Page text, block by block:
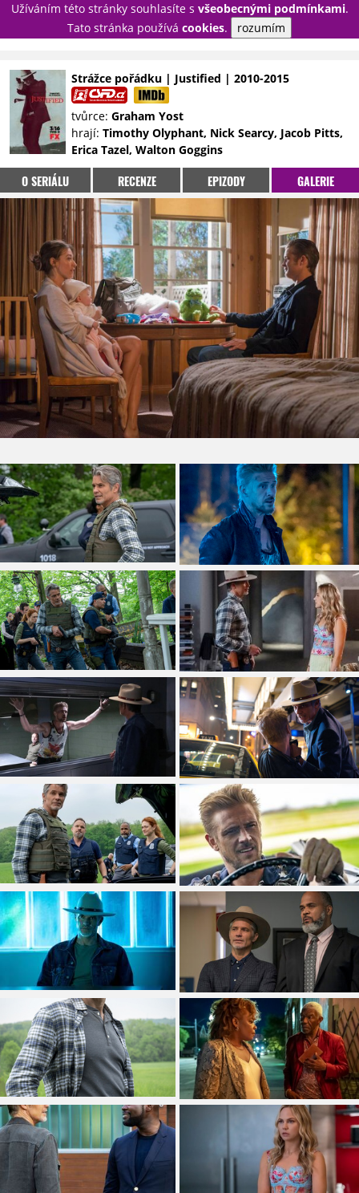
Užíváním této stránky souhlasíte s všeobecnými podmínkami.
Tato stránka používá cookies. rozumím
PŘIHLÁSIT
NOVINKY
TÉMATA
RECENZE
EPIZODY
KULT
TRAILERY
GALERIE
DISKUZE
STATISTIKY
TIRÁŽ
Strážce pořádku | Justified | 2010-2015
tvůrce: Graham Yost
hrají: Timothy Olyphant, Nick Searcy, Jacob Pitts,
Erica Tazel, Walton Goggins
O SERIÁLU RECENZE EPIZODY GALERIE